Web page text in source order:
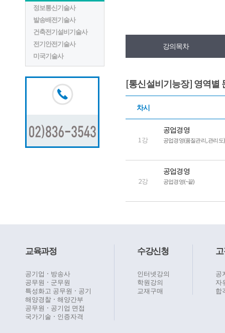
정보통신기술사
발송배전기술사
건축전기설비기술사
전기안전기술사
미국기술사
강의목차
[통신설비기능장] 영역별
차시
1강
공업경영
공업경영(품질관리, 관리도)
2강
공업경영
공업경영(~끝)
교육과정
공기업ㆍ방송사
공무원ㆍ군무원
특성화고 공무원ㆍ공기
해양경찰ㆍ해양간부
공무원ㆍ공기업 면접
국가기술ㆍ인증자격
수강신청
인터넷강의
학원강의
교재구매
공
자
합